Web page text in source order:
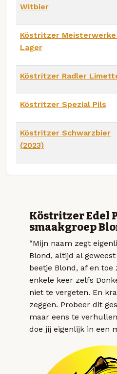
Witbier
Köstritzer Meisterwerke
Lager
Köstritzer Radler
Köstritzer Spezial Pils
Köstritzer Schwarzbier
(2023)
Köstritzer Edel
smaakgroep
“Mijn naam zegt
Blond, altijd al
beetje Blond, af en toe
enkele keer zelfs
niet te vergeten. En
zeggen. Probeer dit
maar eens te
doe jij eigenlijk in een